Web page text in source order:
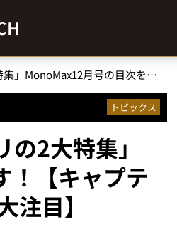
「反則級コスパモノ＆家電グランプリの2大特集」MonoMax12月号の目次を公開します！【キャプテンスタッグ＆明治 きのこの山付録も大注目】
トピックス
2大特集」
！【キャプテ
目】